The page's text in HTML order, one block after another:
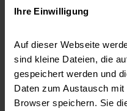
Ihre Einwilligung
Auf dieser Webseite
sind kleine Dateien, die
gespeichert werden und
Daten zum Austausch
Browser speichern. Sie
Saarow
Fachärztin für